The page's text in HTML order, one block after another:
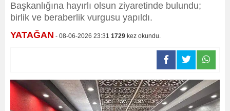
Başkanlığına hayırlı olsun ziyaretinde bulundu;
birlik ve beraberlik vurgusu yapıldı.
YATAĞAN - 08-06-2026 23:31 1729 kez okundu.